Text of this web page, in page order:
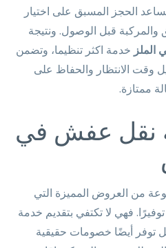
الحجز المسبق على اختيار
والمركبة قبل الوصول. ونتيجة
خدمة اكثر تنظيما، وتضمن
وقت الانتظار والحفاظ على
ممتازة.
نقل عفش في
من العروض المميزة التي
فهي لا تكتفي بتقديم خدمة
توفر أيضًا خصومات حقيقية